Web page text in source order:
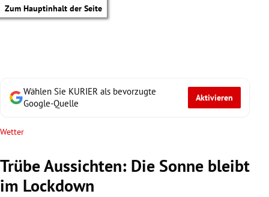
Zum Hauptinhalt der Seite
Wählen Sie KURIER als bevorzugte
Google-Quelle
Aktivieren
Wetter
Trübe Aussichten: Die Sonne bleibt
im Lockdown